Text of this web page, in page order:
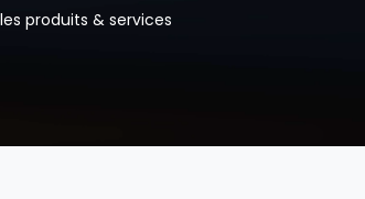
produits & services